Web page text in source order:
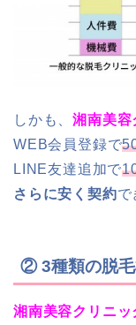
しかも、湘南美容
WEB会員登録で
LINE友達追加で
さらに安く契約で
② 3種類の脱
湘南美容クリニッ